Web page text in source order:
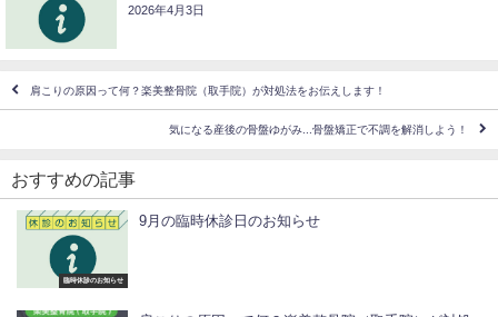
2026年4月3日
肩こりの原因って何？楽美整骨院（取手院）が対処法をお伝えします！
気になる産後の骨盤ゆがみ...骨盤矯正で不調を解消しよう！
おすすめの記事
臨時休診のお知らせ
9月の臨時休診日のお知らせ